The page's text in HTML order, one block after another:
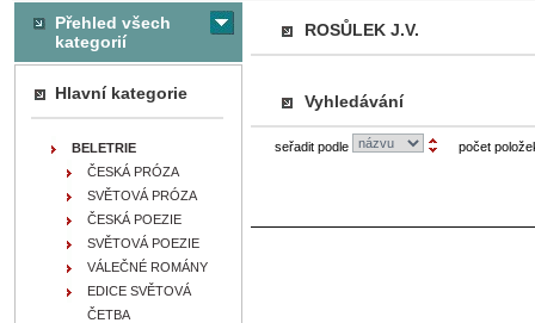
ROSŮLEK J.V.
Vyhledávání
seřadit podle počet
Přehled všech
kategorií
Hlavní kategorie
BELETRIE
ČESKÁ PRÓZA
SVĚTOVÁ PRÓZA
ČESKÁ POEZIE
SVĚTOVÁ POEZIE
VÁLEČNÉ ROMÁNY
EDICE SVĚTOVÁ
ČETBA